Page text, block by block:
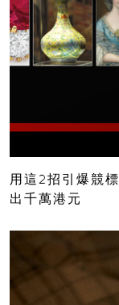
用這2招引爆競
出千萬港元